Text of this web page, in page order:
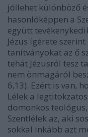
jóllehet különböző
hasonlóképpen a
együtt
Jézus ígérete
tanítványokat az ő
tehát Jézusról tesz
nem önmagáról
6,13). Ezért is van,
Lélek a
domonkos
Szentlélek az, aki
sokkal inkább azt